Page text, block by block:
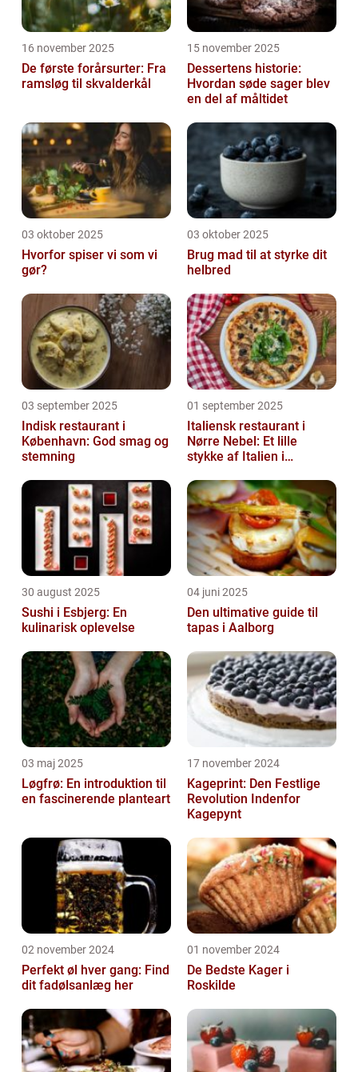
16 november 2025
De første forårsurter: Fra
ramsløg til skvalderkål
15 november 2025
Dessertens historie:
Hvordan søde sager blev
en del af måltidet
03 oktober 2025
Hvorfor spiser vi som vi
gør?
03 oktober 2025
Brug mad til at styrke dit
helbred
03 september 2025
Indisk restaurant i
København: God smag og
stemning
01 september 2025
Italiensk restaurant i
Nørre Nebel: Et lille
stykke af Italien i
30 august 2025
Sushi i Esbjerg: En
kulinarisk oplevelse
04 juni 2025
Den ultimative guide til
tapas i Aalborg
03 maj 2025
Løgfrø: En introduktion til
en fascinerende planteart
17 november 2024
Kageprint: Den Festlige
Revolution Indenfor
Kagepynt
02 november 2024
Perfekt øl hver gang: Find
dit fadølsanlæg her
01 november 2024
De Bedste Kager i
Roskilde